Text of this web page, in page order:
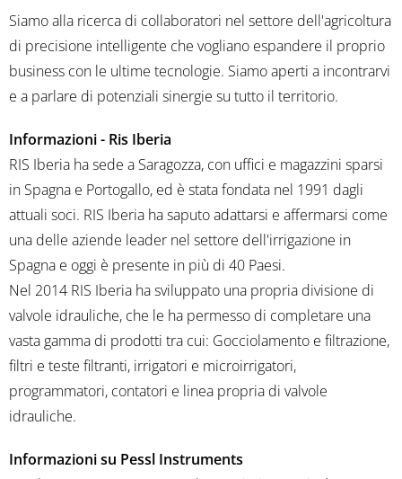
Siamo alla ricerca di collaboratori nel settore dell'agricoltura
di precisione intelligente che vogliano espandere il proprio
business con le ultime tecnologie. Siamo aperti a incontrarvi
e a parlare di potenziali sinergie su tutto il territorio.
Informazioni - Ris Iberia
RIS Iberia ha sede a Saragozza, con uffici e magazzini sparsi
in Spagna e Portogallo, ed è stata fondata nel 1991 dagli
attuali soci. RIS Iberia ha saputo adattarsi e affermarsi come
una delle aziende leader nel settore dell'irrigazione in
Spagna e oggi è presente in più di 40 Paesi.
Nel 2014 RIS Iberia ha sviluppato una propria divisione di
valvole idrauliche, che le ha permesso di completare una
vasta gamma di prodotti tra cui: Gocciolamento e filtrazione,
filtri e teste filtranti, irrigatori e microirrigatori,
programmatori, contatori e linea propria di valvole
idrauliche.
Informazioni su Pessl Instruments